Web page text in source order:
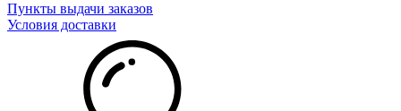
Пункты выдачи заказов
Условия доставки